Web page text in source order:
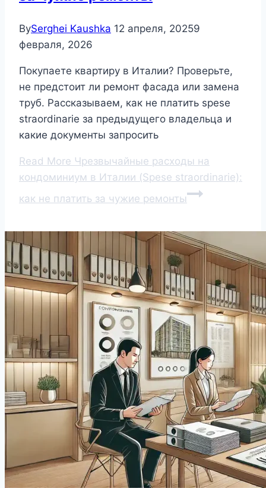
BySerghei Kaushka 12 апреля, 20259
февраля, 2026
Покупаете квартиру в Италии? Проверьте,
не предстоит ли ремонт фасада или замена
труб. Рассказываем, как не платить spese
straordinarie за предыдущего владельца и
какие документы запросить
Read More Чрезвычайные расходы на
кондоминиум в Италии (Spese straordinarie):
как не платить за чужие ремонты